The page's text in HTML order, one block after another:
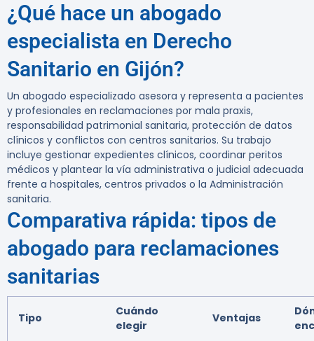
¿Qué hace un abogado
especialista en Derecho
Sanitario en Gijón?
Un abogado especializado asesora y representa a pacientes
y profesionales en reclamaciones por mala praxis,
responsabilidad patrimonial sanitaria, protección de datos
clínicos y conflictos con centros sanitarios. Su trabajo
incluye gestionar expedientes clínicos, coordinar peritos
médicos y plantear la vía administrativa o judicial adecuada
frente a hospitales, centros privados o la Administración
sanitaria.
Comparativa rápida: tipos de
abogado para reclamaciones
sanitarias
Tipo
Cuándo
elegir
Ventajas